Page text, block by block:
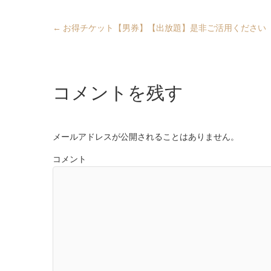
← お得チケット【男券】【出放題】是非ご活用ください
コメントを残す
メールアドレスが公開されることはありません。
コメント